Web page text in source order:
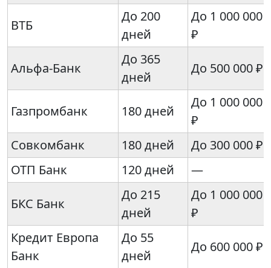
ВТБ
До 200
дней
До 1 000 000
₽
Альфа-Банк
До 365
дней
До 500 000 ₽
Газпромбанк 180 дней
До 1 000 000
₽
Совкомбанк 180 дней До 300 000 ₽
ОТП Банк
120 дней —
БКС Банк
До 215
дней
До 1 000 000
₽
Кредит Европа
Банк
До 55
дней
До 600 000 ₽